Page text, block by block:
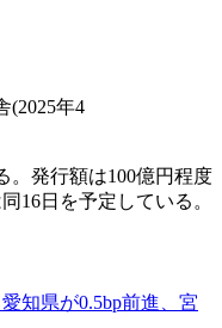
(2025年4
。発行額は100億円程度
16日を予定している。